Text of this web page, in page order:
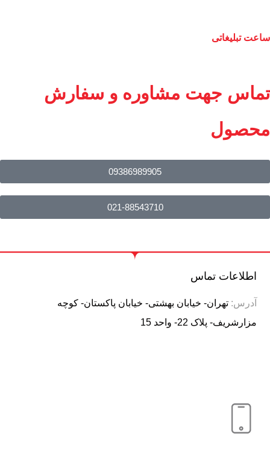
ساعت تبلیغاتی
تماس جهت مشاوره و سفارش
محصول
09386989905
021-88543710
اطلاعات تماس
آدرس: تهران- خیابان بهشتی- خیابان پاکستان- کوچه
مزارشریف- پلاک 22- واحد 15